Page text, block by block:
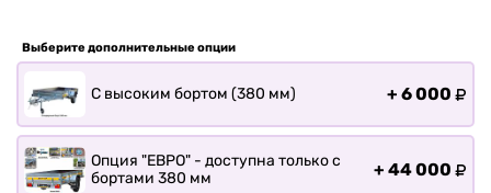
Хоз. товары
Дилеры
О заводе
Выберите дополнительные опции
С высоким бортом (380 мм) + 6 000
Опция "ЕВРО" - доступна только с
бортами 380 мм
+ 44 000